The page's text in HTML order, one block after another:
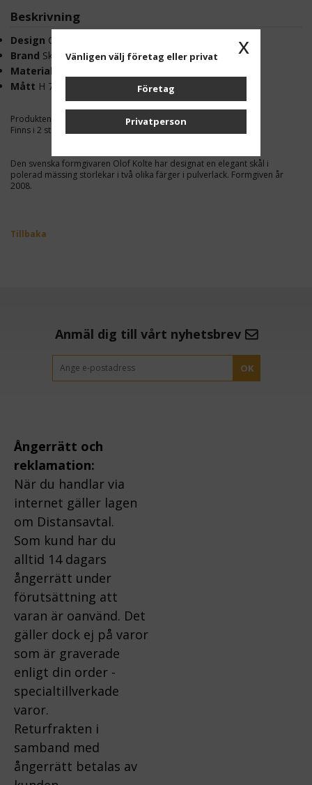
Beskrivning
Design Olof Kolte
Brand Skultuna 1607
Material
Mått H 75mm Ø 120mm
Produkten graveras på sidan. Gravyr ingår.
Finns i 2 storlekar.
Den svenska formgivaren Olof Kolte har designat en elegant skål i
polerad mässing storlekar i två olika färger i pulverlack. Formgiven år
2008.
Tillbaka
Anmäl dig till vårt nyhetsbrev
OK
Ångerrätt och
reklamation:
När du handlar via
internet gäller lagen
om Distansavtal.
Som kund har du
alltid 14 dagars
ångerrätt under
förutsättning att
varan är oanvänd. Det
gäller dock ej på varor
som är graverade
enligt din order -
specialtillverkade
varor.
Returfrakten i
samband med
ångerrätt betalas av
x
Vänligen välj företag eller privat
Företag
Privatperson